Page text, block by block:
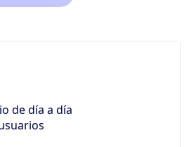
de día a día